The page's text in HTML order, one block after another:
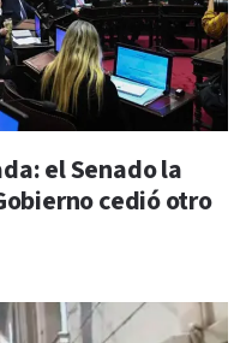
el Senado la
cedió otro